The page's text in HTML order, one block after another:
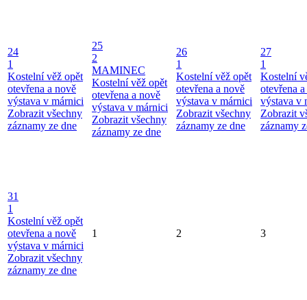
24
1
Kostelní věž opět
otevřena a nově
výstava v márnici
Zobrazit všechny
záznamy ze dne
25
2
MAMINEC
Kostelní věž opět
otevřena a nově
výstava v márnici
Zobrazit všechny
záznamy ze dne
26
1
Kostelní věž opět
otevřena a nově
výstava v márnici
Zobrazit všechny
záznamy ze dne
27
1
Kostelní
otevřena
výstava v
Zobrazit
záznamy
31
1
Kostelní věž opět
otevřena a nově
výstava v márnici
Zobrazit všechny
záznamy ze dne
1 2 3